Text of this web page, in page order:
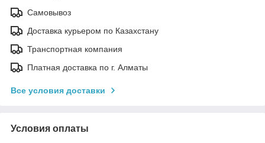
Самовывоз
Доставка курьером по Казахстану
Транспортная компания
Платная доставка по г. Алматы
Все условия доставки
Условия оплаты